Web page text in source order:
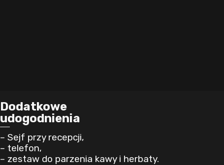
Dodatkowe
udogodnienia
– Sejf przy recepcji,
– telefon,
– zestaw do parzenia kawy i herbaty.